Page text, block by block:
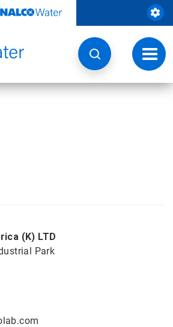
토
글
내
비
(K) LTD
Park